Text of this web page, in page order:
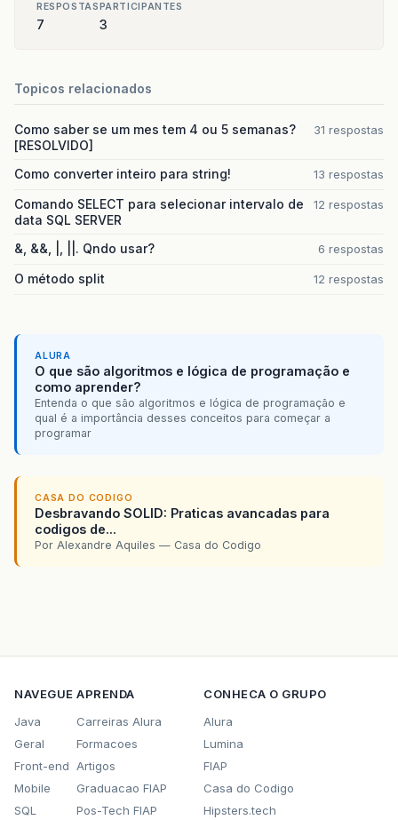
RESPOSTAS
7
PARTICIPANTES
3
Topicos relacionados
Como saber se um mes tem 4 ou 5 semanas?
[RESOLVIDO]
31 respostas
Como converter inteiro para string! 13 respostas
Comando SELECT para selecionar intervalo de
data SQL SERVER
12 respostas
&, &&, |, ||. Qndo usar? 6 respostas
O método split 12 respostas
ALURA
O que são algoritmos e lógica de programação e
como aprender?
Entenda o que são algoritmos e lógica de programação e
qual é a importância desses conceitos para começar a
programar
CASA DO CODIGO
Desbravando SOLID: Praticas avancadas para
codigos de...
Por Alexandre Aquiles — Casa do Codigo
NAVEGUE
Java
Geral
Front-end
Mobile
SQL
APRENDA
Carreiras Alura
Formacoes
Artigos
Graduacao FIAP
Pos-Tech FIAP
CONHECA O GRUPO
Alura
Lumina
FIAP
Casa do Codigo
Hipsters.tech